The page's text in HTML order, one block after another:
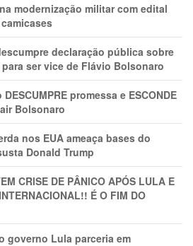
modernização militar com edital
declaração pública sobre
ser vice de Flávio Bolsonaro
promessa e ESCONDE
Bolsonaro
nos EUA ameaça bases do
Donald Trump
CRlSE DE PÂNlCO APÓS LULA E
É O FIM DO
governo Lula parceria em